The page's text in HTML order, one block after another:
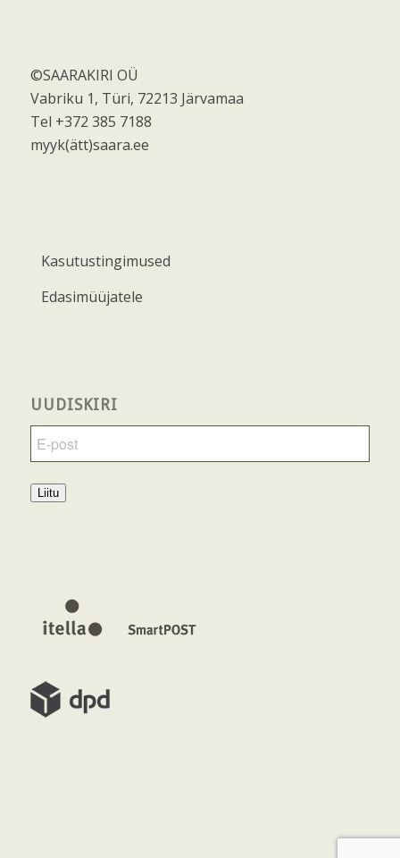
©SAARAKIRI OÜ
Vabriku 1, Türi, 72213 Järvamaa
Tel +372 385 7188
myyk(ätt)saara.ee
Kasutustingimused
Edasimüüjatele
UUDISKIRI
Liitu